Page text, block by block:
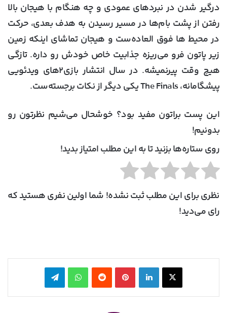
درگیر شدن در نبردهای عمودی و چه هنگام با هیجان بالا
رفتن از پشت بام‌ها در مسیر رسیدن به هدف بعدی، حرکت
در محیط ها فوق العاده‌ست و هیجان تماشای اینکه زمین
زیر پاتون فرو می‌ریزه جذابیت خاص خودش رو داره. تازگی
هیچ وقت پیرنمیشه. در سال انتشار بازی۲های ویدئویی
پیشگامانه، The Finals یکی دیگر از نکات برجسته‌ست.
این پست براتون مفید بود؟ خوشحال می‌شیم نظرتون رو
بدونیم!
روی ستاره‌ها بزنید تا به این مطلب امتیاز بدید!
نظری برای این مطلب ثبت نشده! شما اولین نفری هستید که
رای می‌دید!
X لینکدین ‫پین‌ترست‫رددیت واتس آپ تلگرام